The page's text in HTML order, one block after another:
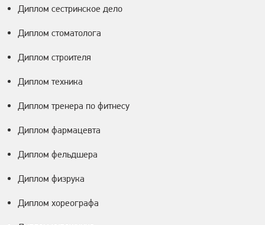
Диплом сестринское дело
Диплом стоматолога
Диплом строителя
Диплом техника
Диплом тренера по фитнесу
Диплом фармацевта
Диплом фельдшера
Диплом физрука
Диплом хореографа